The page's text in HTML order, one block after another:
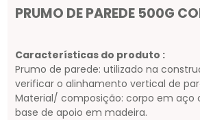
PRUMO DE PAREDE 500G
Características do produto :
Prumo de parede: utilizado na
verificar o alinhamento vertical de
Material/ composição: corpo em aço
base de apoio em madeira.